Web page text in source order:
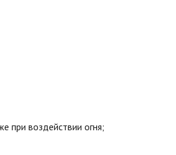
при воздействии огня;